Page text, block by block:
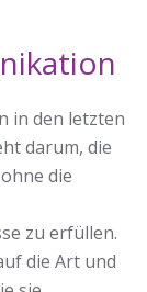
in den letzten
darum, die
die
zu erfüllen.
die Art und